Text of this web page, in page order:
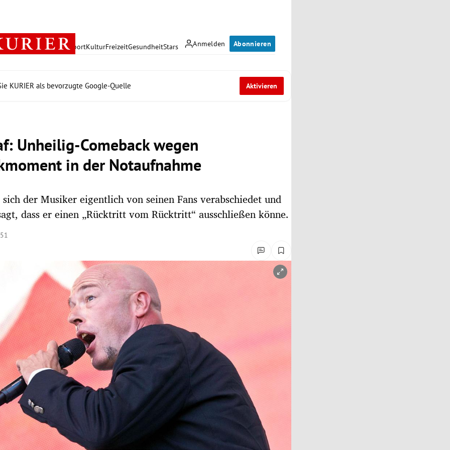
Anmelden Abonnieren
PolitikWirtschaft SportKulturFreizeitGesundheitStars
KURIER als bevorzugte Google-Quelle Aktivieren
Unheilig-Comeback wegen
in der Notaufnahme
der Musiker eigentlich von seinen Fans verabschiedet und
dass er einen „Rücktritt vom Rücktritt“ ausschließen könne.
öffnen/schließen